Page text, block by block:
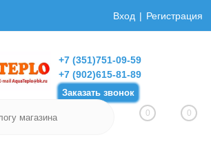
Вход Регистрация
+7 (351)751-09-59
+7 (902)615-81-89
Заказать звонок
0 0